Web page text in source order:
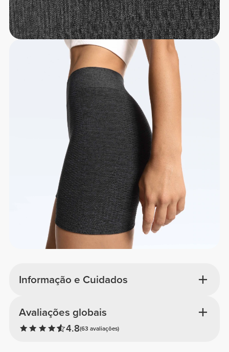
Informação e Cuidados
Avaliações globais
4.8(63 avaliações)